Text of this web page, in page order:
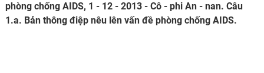
phòng chống AIDS, 1 - 12 - 2013 - Cô - phi An - nan. Câu
1.a. Bản thông điệp nêu lên vấn đề phòng chống AIDS.